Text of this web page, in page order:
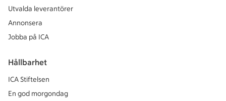
Utvalda leverantörer
Annonsera
Jobba på ICA
Hållbarhet
ICA Stiftelsen
En god morgondag